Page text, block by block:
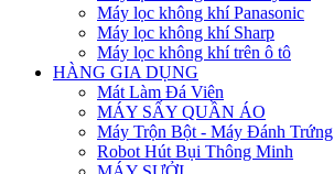
Máy lọc không khí Panasonic
Máy lọc không khí Sharp
Máy lọc không khí trên ô tô
HÀNG GIA DỤNG
Mát Làm Đá Viên
MÁY SẤY QUẦN ÁO
Máy Trộn Bột - Máy Đánh Trứng
Robot Hút Bụi Thông Minh